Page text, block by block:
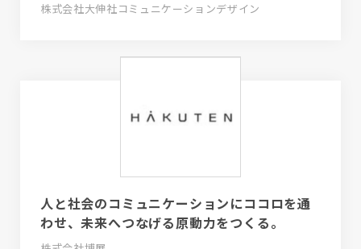
株式会社大伸社コミュニケーションデザイン
人と社会のコミュニケーションにココロを通
わせ、未来へつなげる原動力をつくる。